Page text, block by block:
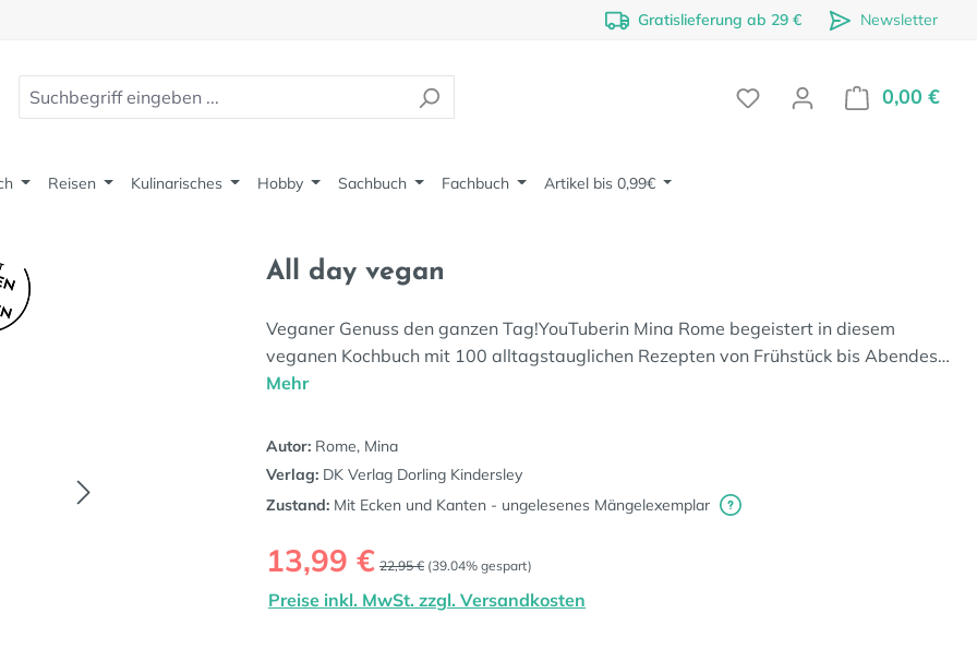
Gratislieferung ab 29 € Newsletter
0,00 €
Reisen Kulinarisches Hobby Sachbuch Fachbuch Artikel bis 0,99€
All day vegan
Veganer Genuss den ganzen Tag!YouTuberin Mina Rome begeistert in diesem
veganen Kochbuch mit 100 alltagstauglichen Rezepten von Frühstück bis Abendes…
Mehr
Autor: Rome, Mina
Verlag: DK Verlag Dorling Kindersley
Zustand: Mit Ecken und Kanten - ungelesenes Mängelexemplar
Verkaufspreis:
13,99 € Regulärer Preis:
22,95 € (39.04% gespart)
Preise inkl. MwSt. zzgl. Versandkosten